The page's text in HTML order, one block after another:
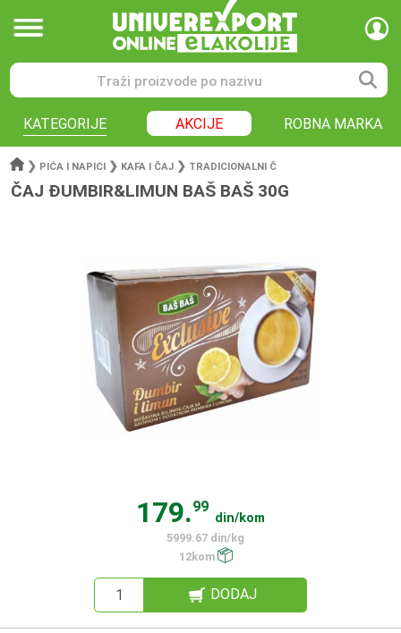
KATEGORIJE AKCIJE ROBNA MARKA
❯ PIĆA I NAPICI ❯ KAFA I ČAJ ❯ TRADICIONALNI Č
ČAJ ĐUMBIR&LIMUN BAŠ BAŠ 30G
179.99
din/kom
5999.67 din/kg
12kom
DODAJ